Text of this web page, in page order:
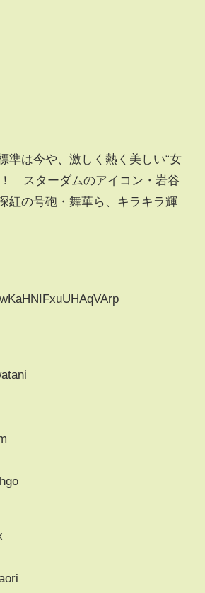
準は今や、激しく熱く美しい“女
！ スターダムのアイコン・岩谷
紅の号砲・舞華ら、キラキラ輝